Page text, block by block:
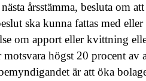
årsstämma, besluta om
ska kunna fattas med
om apport eller kvittning
högst 20 procent
är att öka